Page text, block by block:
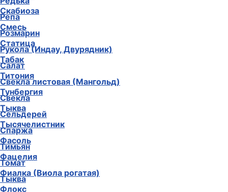
Скабиоза
Смесь
Статица
Табак
Титония
Тунбергия
Тыква
Тысячелистник
Фасоль
Фацелия
Фиалка (Виола рогатая)
Флокс
Репа
Розмарин
Рукола (Индау, Двурядник)
Салат
Свекла листовая (Мангольд)
Свекла
Сельдерей
Спаржа
Тимьян
Томат
Тыква